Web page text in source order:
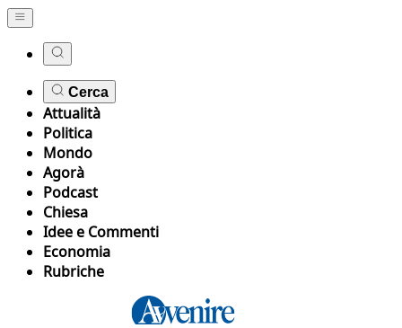
Cerca
Attualità
Politica
Mondo
Agorà
Podcast
Chiesa
Idee e Commenti
Economia
Rubriche